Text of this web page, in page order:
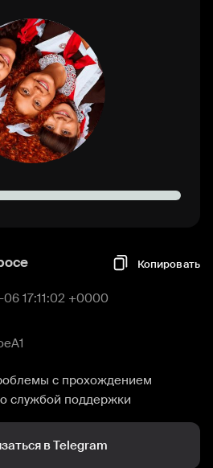
Копировать
17:11:02 +0000
с прохождением
службой поддержки
в Telegram